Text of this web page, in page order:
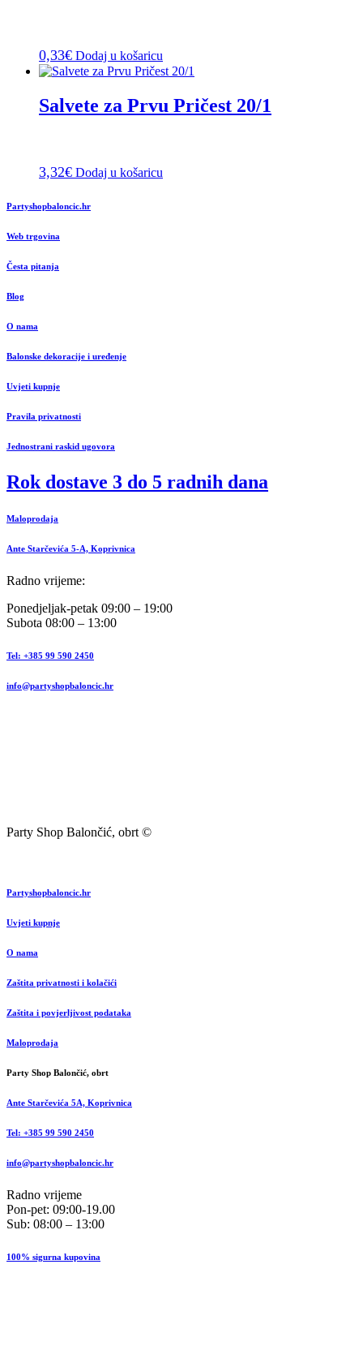
0,33€ Dodaj u košaricu
Salvete za Prvu Pričest 20/1
3,32€ Dodaj u košaricu
Partyshopbaloncic.hr
Web trgovina
Česta pitanja
Blog
O nama
Balonske dekoracije i uređenje
Uvjeti kupnje
Pravila privatnosti
Jednostrani raskid ugovora
Rok dostave 3 do 5 radnih dana
Maloprodaja
Ante Starčevića 5-A, Koprivnica
Radno vrijeme:
Ponedjeljak-petak 09:00 – 19:00
Subota 08:00 – 13:00
Tel: +385 99 590 2450
info@partyshopbaloncic.hr
Party Shop Balončić, obrt ©
Partyshopbaloncic.hr
Uvjeti kupnje
O nama
Zaštita privatnosti i kolačići
Zaštita i povjerljivost podataka
Maloprodaja
Party Shop Balončić, obrt
Ante Starčevića 5A, Koprivnica
Tel: +385 99 590 2450
info@partyshopbaloncic.hr
Radno vrijeme
Pon-pet: 09:00-19.00
Sub: 08:00 – 13:00
100% sigurna kupovina